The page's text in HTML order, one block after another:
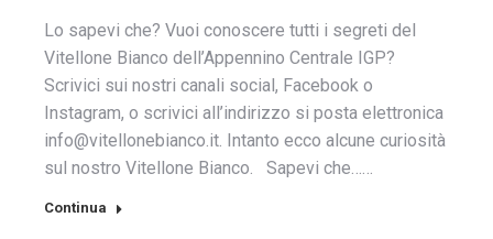
Lo sapevi che? Vuoi conoscere tutti i segreti del
Vitellone Bianco dell’Appennino Centrale IGP?
Scrivici sui nostri canali social, Facebook o
Instagram, o scrivici all’indirizzo si posta elettronica
info@vitellonebianco.it. Intanto ecco alcune curiosità
sul nostro Vitellone Bianco. Sapevi che……
Continua